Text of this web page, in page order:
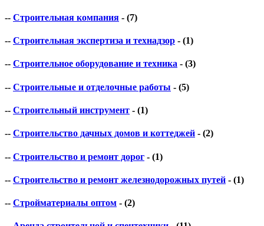
-- Строительная компания - (7)
-- Строительная экспертиза и технадзор - (1)
-- Строительное оборудование и техника - (3)
-- Строительные и отделочные работы - (5)
-- Строительный инструмент - (1)
-- Строительство дачных домов и коттеджей - (2)
-- Строительство и ремонт дорог - (1)
-- Строительство и ремонт железнодорожных путей - (1)
-- Стройматериалы оптом - (2)